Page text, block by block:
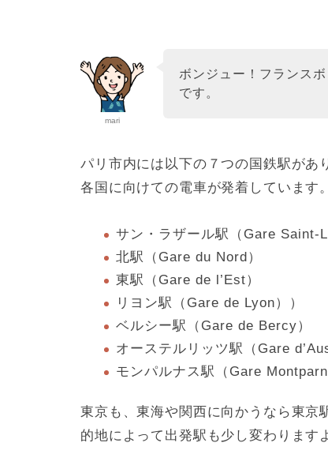
mari
ボンジュー！フランス
です。
パリ市内には以下の７つの国鉄駅があ
各国に向けての電車が発着しています。
サン・ラザール駅（Gare Saint-
北駅（Gare du Nord）
東駅（Gare de l’Est）
リヨン駅（Gare de Lyon））
ベルシー駅（Gare de Bercy）
オーステルリッツ駅（Gare
モンパルナス駅（Gare
東京も、東海や関西に向かうなら東京
的地によって出発駅も少し変わります